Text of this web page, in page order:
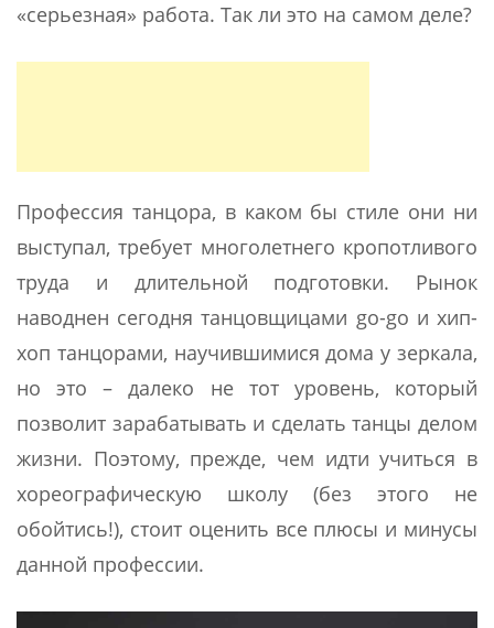
«серьезная» работа. Так ли это на самом деле?
Профессия танцора, в каком бы стиле они ни
выступал, требует многолетнего кропотливого
труда и длительной подготовки. Рынок
наводнен сегодня танцовщицами go-go и хип-
хоп танцорами, научившимися дома у зеркала,
но это – далеко не тот уровень, который
позволит зарабатывать и сделать танцы делом
жизни. Поэтому, прежде, чем идти учиться в
хореографическую школу (без этого не
обойтись!), стоит оценить все плюсы и минусы
данной профессии.